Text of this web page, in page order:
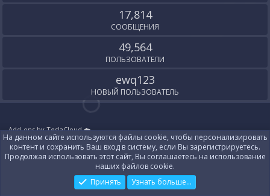
17,814
СООБЩЕНИЯ
49,564
ПОЛЬЗОВАТЕЛИ
ewq123
НОВЫЙ ПОЛЬЗОВАТЕЛЬ
Add-ons by TeslaCloud ☁️
Локализация отXenForo.Info
Контакты
На данном сайте используются файлы cookie, чтобы персонализировать
контент и сохранить Ваш вход в систему, если Вы зарегистрируетесь.
Продолжая использовать этот сайт, Вы соглашаетесь на использование
наших файлов cookie.
Принять
Узнать больше...